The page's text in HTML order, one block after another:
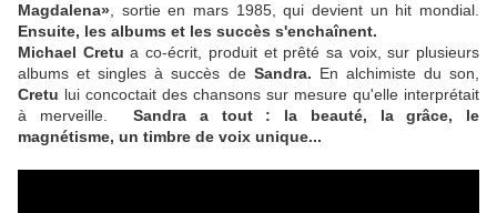
Magdalena» , sortie en mars 1985, qui devient un hit mondial.
Ensuite, les albums et les succès s'enchaînent.
Michael Cretua co-écrit, produit et prêté sa voix, sur plusieurs
albums et singles à succès de Sandra. En alchimiste du son,
Cretu lui concoctait des chansons sur mesure qu'elle interprétait
à merveille.Sandra a tout : la beauté, la grâce, le
magnétisme, un timbre de voix unique...